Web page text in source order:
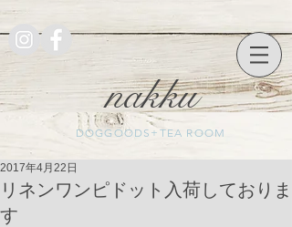
nakku
DOGGOODS+TEA ROOM
リネンワンピドット入荷しておりま
す
2017年4月22日